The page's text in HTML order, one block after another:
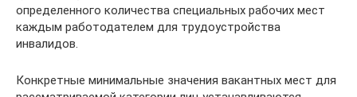
определенного количества специальных рабочих мест
каждым работодателем для трудоустройства
инвалидов.
Конкретные минимальные значения вакантных мест для